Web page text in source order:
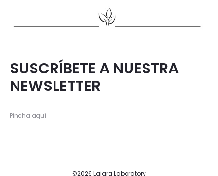
SUSCRÍBETE A NUESTRA
NEWSLETTER
Pincha aquí
©2026 Lajara Laboratory